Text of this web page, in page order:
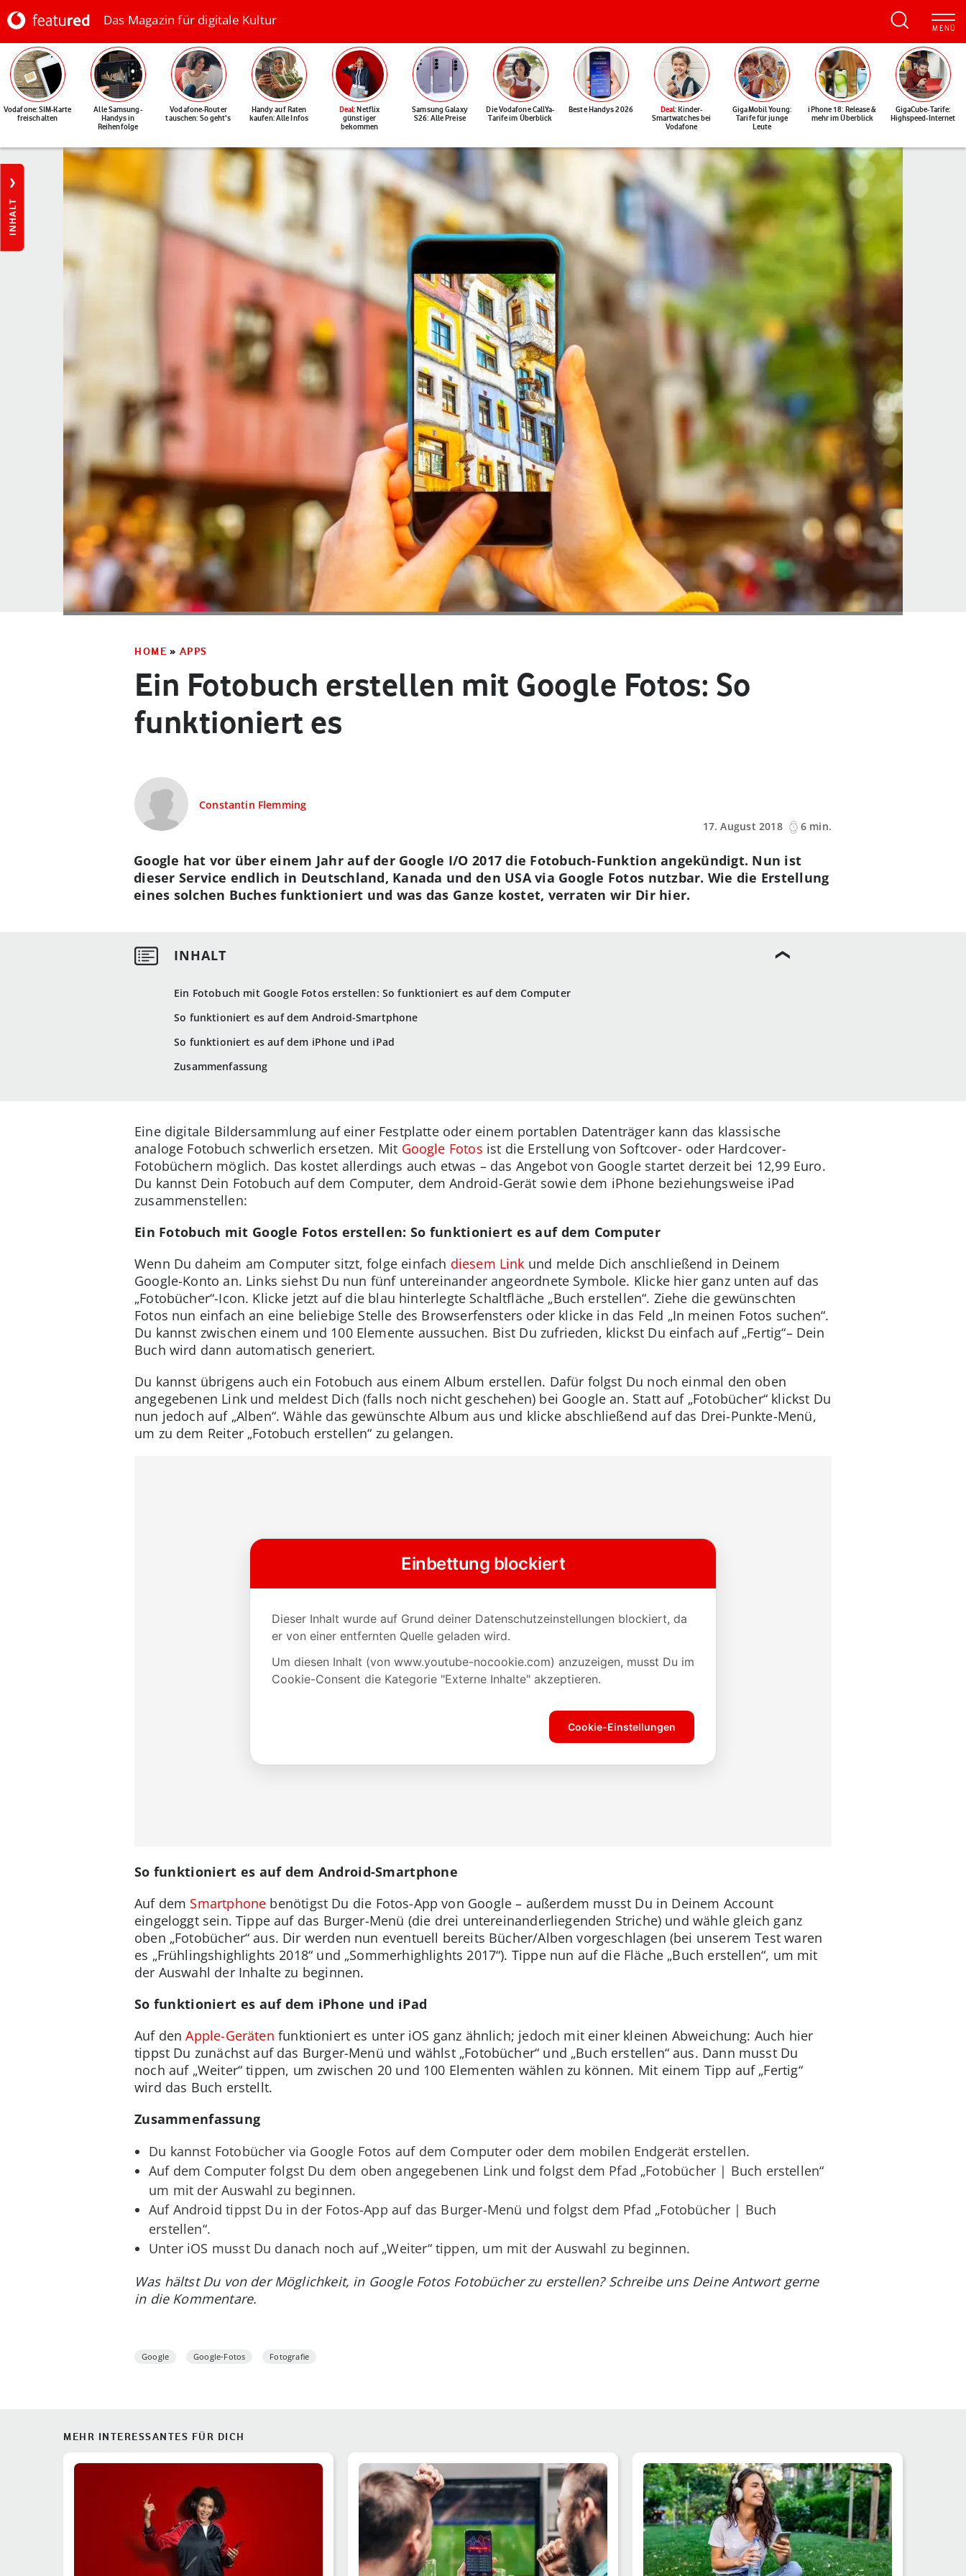
Das Magazin für digitale Kultur
Vodafone: SIM-Karte
freischalten
Alle Samsung-
Handys in
Reihenfolge
Vodafone-Router
tauschen: So geht's
Handy auf Raten
kaufen: Alle Infos
Deal: Netflix
günstiger
bekommen
Samsung Galaxy
S26: Alle Preise
Die Vodafone CallYa-
Tarife im Überblick
Beste Handys 2026 Deal: Kinder-
Smartwatches bei
Vodafone
GigaMobil Young:
Tarife für junge
Leute
iPhone 18: Release &
mehr im Überblick
GigaCube-Tarife:
Highspeed-Internet
INHALT
HOME » APPS
Ein Fotobuch erstellen mit Google Fotos: So
funktioniert es
Constantin Flemming
17. August 2018
6 min.
Ein Fotobuch mit Google Fotos erstellen: So funktioniert es auf dem Computer
So funktioniert es auf dem Android-Smartphone
So funktioniert es auf dem iPhone und iPad
Zusammenfassung
Google hat vor über einem Jahr auf der Google I/O 2017 die Fotobuch-Funktion angekündigt. Nun ist
dieser Service endlich in Deutschland, Kanada und den USA via Google Fotos nutzbar. Wie die Erstellung
eines solchen Buches funktioniert und was das Ganze kostet, verraten wir Dir hier.
Eine digitale Bildersammlung auf einer Festplatte oder einem portablen Datenträger kann das klassische
analoge Fotobuch schwerlich ersetzen. Mit Google Fotos ist die Erstellung von Softcover- oder Hardcover-
Fotobüchern möglich. Das kostet allerdings auch etwas – das Angebot von Google startet derzeit bei 12,99 Euro.
Du kannst Dein Fotobuch auf dem Computer, dem Android-Gerät sowie dem iPhone beziehungsweise iPad
zusammenstellen:
Ein Fotobuch mit Google Fotos erstellen: So funktioniert es auf dem Computer
Wenn Du daheim am Computer sitzt, folge einfach diesem Link und melde Dich anschließend in Deinem
Google-Konto an. Links siehst Du nun fünf untereinander angeordnete Symbole. Klicke hier ganz unten auf das
„Fotobücher“-Icon. Klicke jetzt auf die blau hinterlegte Schaltfläche „Buch erstellen“. Ziehe die gewünschten
Fotos nun einfach an eine beliebige Stelle des Browserfensters oder klicke in das Feld „In meinen Fotos suchen“.
Du kannst zwischen einem und 100 Elemente aussuchen. Bist Du zufrieden, klickst Du einfach auf „Fertig“– Dein
Buch wird dann automatisch generiert.
Du kannst übrigens auch ein Fotobuch aus einem Album erstellen. Dafür folgst Du noch einmal den oben
angegebenen Link und meldest Dich (falls noch nicht geschehen) bei Google an. Statt auf „Fotobücher“ klickst Du
nun jedoch auf „Alben“. Wähle das gewünschte Album aus und klicke abschließend auf das Drei-Punkte-Menü,
um zu dem Reiter „Fotobuch erstellen“ zu gelangen.
So funktioniert es auf dem Android-Smartphone
Auf dem Smartphone benötigst Du die Fotos-App von Google – außerdem musst Du in Deinem Account
eingeloggt sein. Tippe auf das Burger-Menü (die drei untereinanderliegenden Striche) und wähle gleich ganz
oben „Fotobücher“ aus. Dir werden nun eventuell bereits Bücher/Alben vorgeschlagen (bei unserem Test waren
es „Frühlingshighlights 2018“ und „Sommerhighlights 2017“). Tippe nun auf die Fläche „Buch erstellen“, um mit
der Auswahl der Inhalte zu beginnen.
So funktioniert es auf dem iPhone und iPad
Auf denApple-Geräten funktioniert es unter iOS ganz ähnlich; jedoch mit einer kleinen Abweichung: Auch hier
tippst Du zunächst auf das Burger-Menü und wählst „Fotobücher“ und „Buch erstellen“ aus. Dann musst Du
noch auf „Weiter“ tippen, um zwischen 20 und 100 Elementen wählen zu können. Mit einem Tipp auf „Fertig“
wird das Buch erstellt.
Zusammenfassung
Du kannst Fotobücher via Google Fotos auf dem Computer oder dem mobilen Endgerät erstellen.
Auf dem Computer folgst Du dem oben angegebenen Link und folgst dem Pfad „Fotobücher | Buch erstellen“
um mit der Auswahl zu beginnen.
Auf Android tippst Du in der Fotos-App auf das Burger-Menü und folgst dem Pfad „Fotobücher | Buch
erstellen“.
Unter iOS musst Du danach noch auf „Weiter“ tippen, um mit der Auswahl zu beginnen.
Was hältst Du von der Möglichkeit, in Google Fotos Fotobücher zu erstellen? Schreibe uns Deine Antwort gerne
in die Kommentare.
Google Google-Fotos Fotografie
MEHR INTERESSANTES FÜR DICH